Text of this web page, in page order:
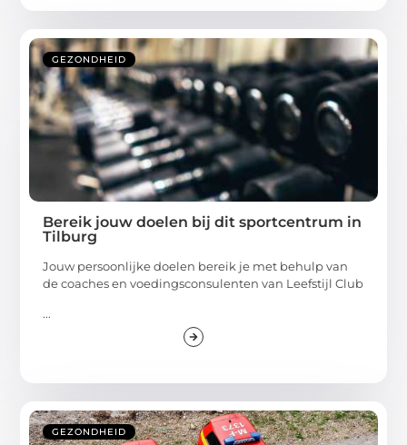
GEZONDHEID
Bereik jouw doelen bij dit sportcentrum in
Tilburg
Jouw persoonlijke doelen bereik je met behulp van
de coaches en voedingsconsulenten van Leefstijl Club
...
GEZONDHEID